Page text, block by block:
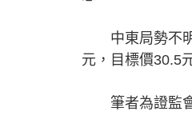
中東局勢不明
元，目標價30.5
筆者為證監會